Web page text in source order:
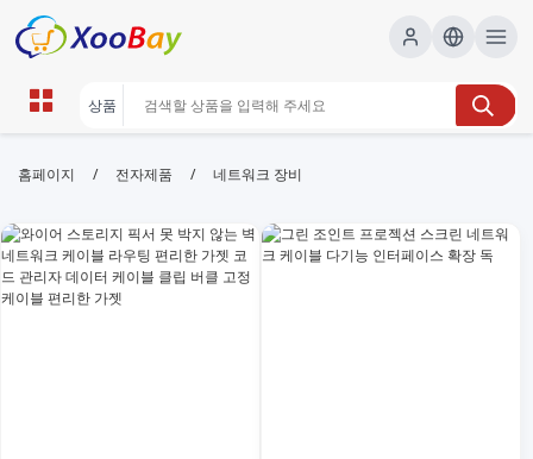
네트워크 장비 | XOOBAY B2B/B2C
네트워크,장비,가이드, wholesale 네트워크 장비,
XOOBAY
네트워크 장비 선택과 설치 팁을 간단히 제공합니다.
홈페이지 / 전자제품 / 네트워크 장비